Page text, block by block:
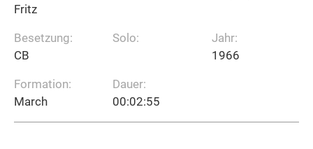
Fritz
Besetzung:
CB
Formation:
March
Solo:
Dauer:
00:02:55
Jahr:
1966